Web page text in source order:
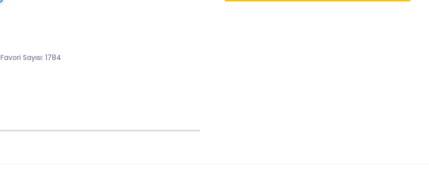
Favori Sayısı: 1784